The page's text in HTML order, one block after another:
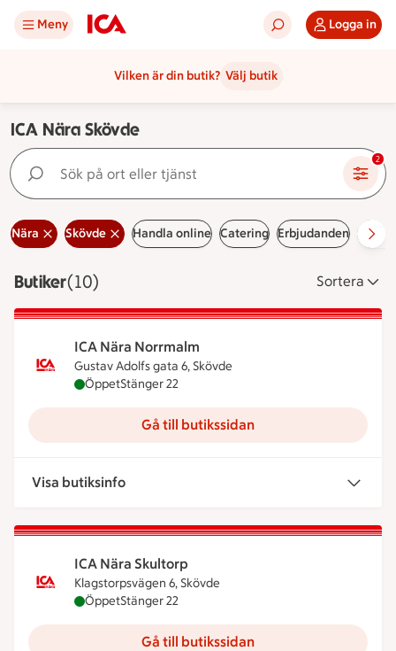
Meny Logga in
Vilken är din butik? Välj butik
ICA Nära Skövde
Sök på ort eller tjänst 2
Nära Skövde Handla online Catering Erbjudanden
ButikerVisar 10 stycken
(10) Sortera
ICA Nära Norrmalm
Gustav Adolfs gata 6, Skövde
ICA Nära Norrmalm är öppen nu, stänger klockan
ÖppetStänger 22
Gå till butikssidan
Visa butiksinfo
ICA Nära Skultorp
Klagstorpsvägen 6, Skövde
ICA Nära Skultorp är öppen nu, stänger klockan 22
ÖppetStänger 22
Gå till butikssidan